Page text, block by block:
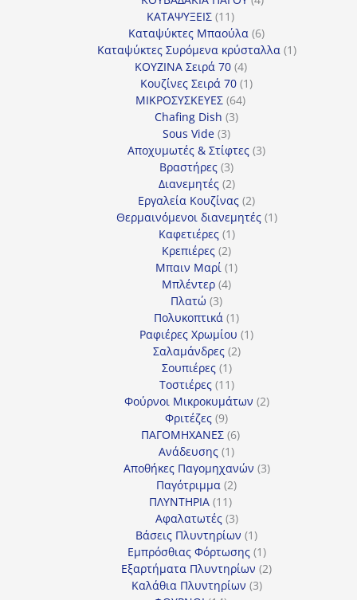
ΚΑΤΑΨΥΞΕΙΣ 1111
προϊόντα
Καταψύκτες Μπαούλα 66
προϊόντα
Καταψύκτες Συρόμενα κρύσταλλα 11
ΚΟΥΖΙΝΑ Σειρά 70 44
προϊόντα
Κουζίνες Σειρά 70 11
ΜΙΚΡΟΣΥΣΚΕΥΕΣ 6464
Chafing Dish 33
Sous Vide 33
προϊόντα
Αποχυμωτές & Στίφτες 33
Βραστήρες 33
προϊόντα
Διανεμητές 22
προϊόντα
Εργαλεία Κουζίνας 22
προϊόντα
Θερμαινόμενοι διανεμητές 11
Καφετιέρες 11
προϊόν
Κρεπιέρες 22
προϊόντα
Μπαιν Μαρί 11
Μπλέντερ 44
Πλατώ 33
προϊόντα
Πολυκοπτικά 11
προϊόν
Ραφιέρες Χρωμίου 11
Σαλαμάνδρες 22
Σουπιέρες 11
προϊόν
Τοστιέρες 1111
προϊόντα
Φούρνοι Μικροκυμάτων 22
Φριτέζες 99
προϊόντα
ΠΑΓΟΜΗΧΑΝΕΣ 66
Ανάδευσης 11
προϊόν
Αποθήκες Παγομηχανών 33
Παγότριμμα 22
ΠΛΥΝΤΗΡΙΑ 1111
προϊόντα
Αφαλατωτές 33
προϊόντα
Βάσεις Πλυντηρίων 11
προϊόν
Εμπρόσθιας Φόρτωσης 11
προϊόν
Εξαρτήματα Πλυντηρίων 22
Καλάθια Πλυντηρίων 33